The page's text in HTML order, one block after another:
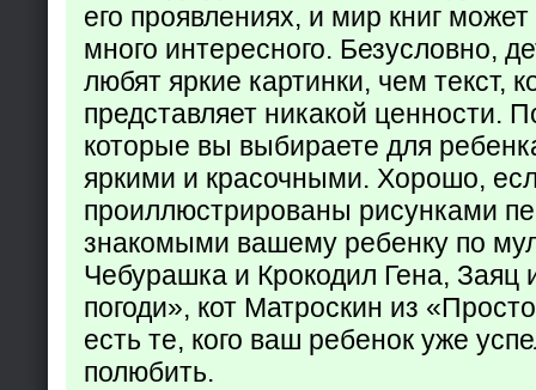
его проявлениях, и мир книг
много интересного. Безусловно,
любят яркие картинки, чем текст,
представляет никакой ценности.
которые вы выбираете для
яркими и красочными. Хорошо,
проиллюстрированы рисунками
знакомыми вашему ребенку по
Чебурашка и Крокодил Гена, Заяц
погоди», кот Матроскин из
есть те, кого ваш ребенок уже
полюбить.